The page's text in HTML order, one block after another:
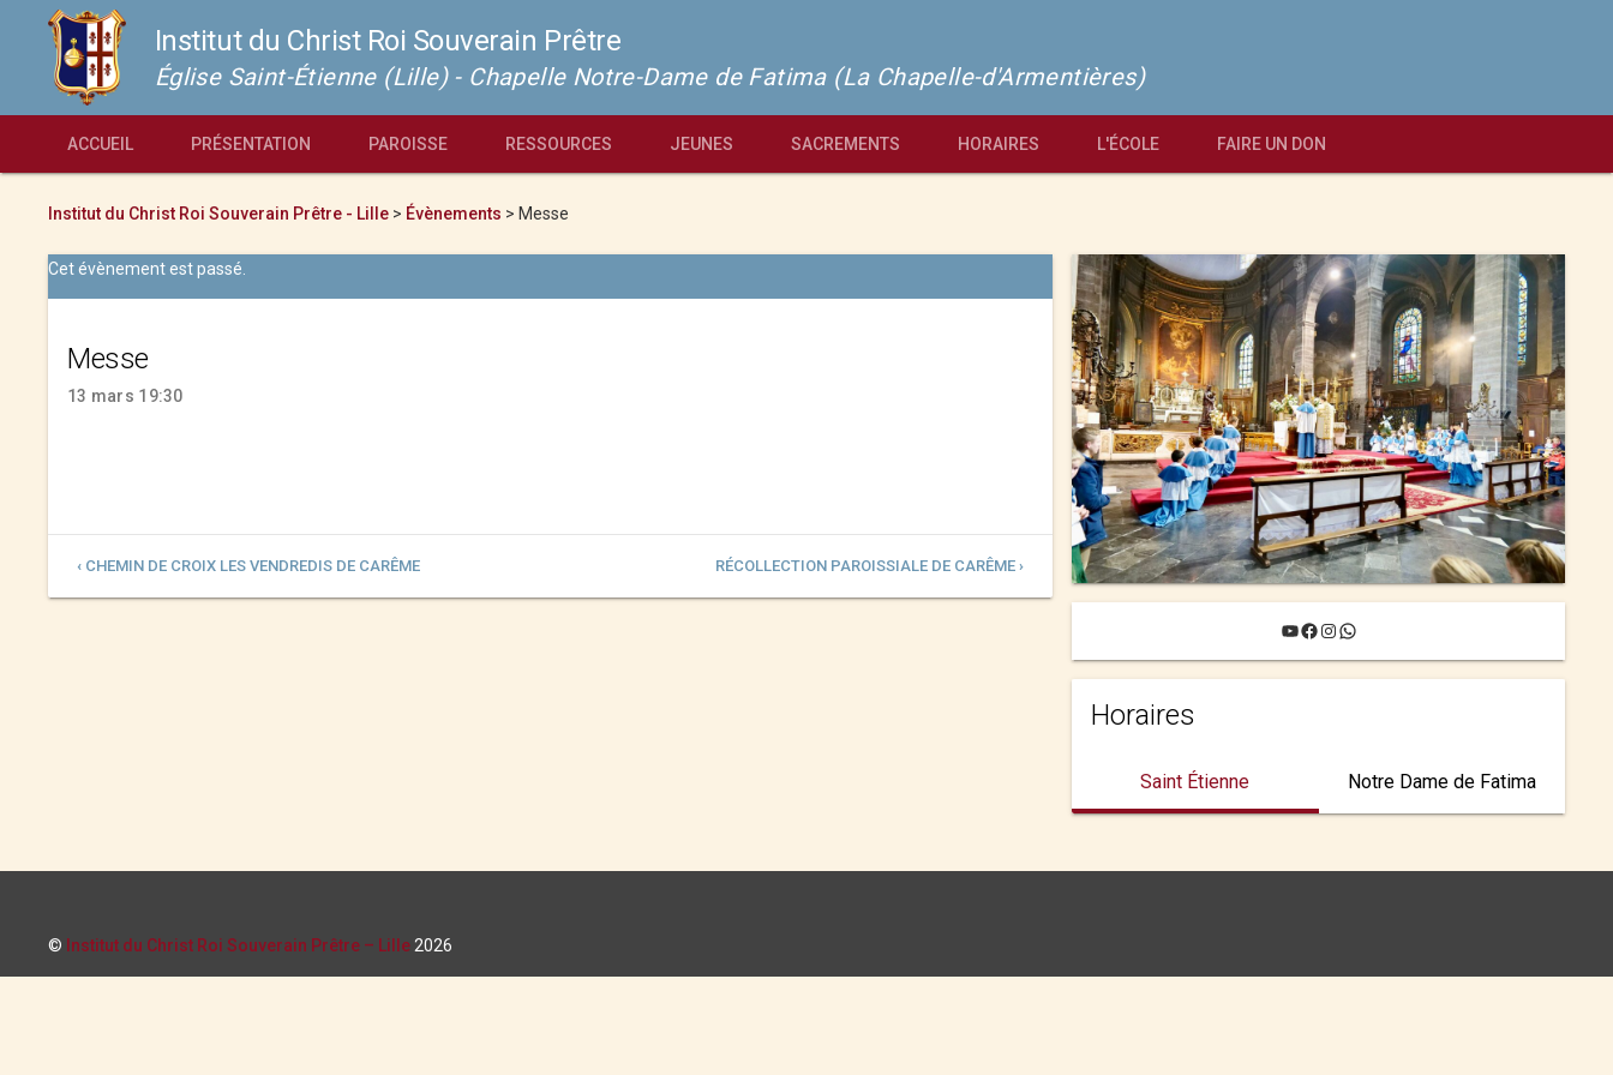
Institut du Christ Roi Souverain Prêtre
Église Saint-Étienne (Lille) - Chapelle Notre-Dame de Fatima (La Chapelle-d'Armentières)
ACCUEIL PRÉSENTATION PAROISSE RESSOURCES JEUNES SACREMENTS HORAIRES L'ÉCOLE FAIRE UN DON
Institut du Christ Roi Souverain Prêtre - Lille > Évènements > Messe
Cet évènement est passé.
Messe
13 mars 19:30
‹ CHEMIN DE CROIX LES VENDREDIS DE CARÊME RÉCOLLECTION PAROISSIALE DE CARÊME ›
YouTube
Facebook
Instagram
WhatsApp
Horaires
Saint Étienne Notre Dame de Fatima
© Institut du Christ Roi Souverain Prêtre – Lille 2026